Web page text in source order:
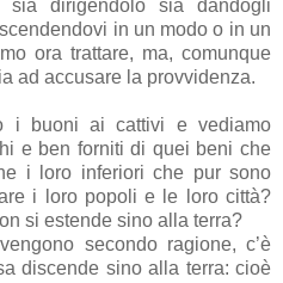
dirigendolo sia dandogli
in un modo o in un
ora trattare, ma, comunque
ad accusare la provvidenza.
i buoni ai cattivi e vediamo
e ben forniti di quei beni che
i loro inferiori che pur sono
i loro popoli e le loro città?
si estende sino alla terra?
secondo ragione, c’è
discende sino alla terra: cioè